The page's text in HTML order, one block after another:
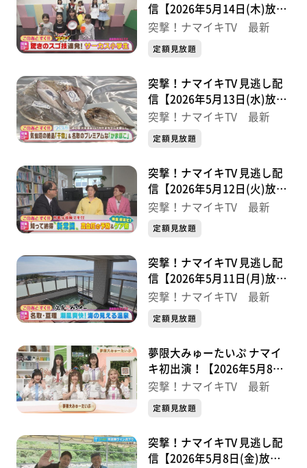
信【2026年5月14日(木)放送
分】
突撃！ナマイキTV 最新
定額見放題
突撃！ナマイキTV 見逃し配
信【2026年5月13日(水)放送
分】
突撃！ナマイキTV 最新
定額見放題
突撃！ナマイキTV 見逃し配
信【2026年5月12日(火)放送
分】
突撃！ナマイキTV 最新
定額見放題
突撃！ナマイキTV 見逃し配
信【2026年5月11日(月)放送
分】
突撃！ナマイキTV 最新
定額見放題
夢限大みゅーたいぷ ナマイ
キ初出演！【2026年5月8日
(金)放送分】
突撃！ナマイキTV 最新
定額見放題
突撃！ナマイキTV 見逃し配
信【2026年5月8日(金)放送